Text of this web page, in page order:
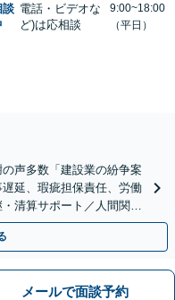
談 電話・ビデオな
ど)は応相談
9:00~18:00
（平日）
声多数「建設業の紛争案
延、瑕疵担保責任、労働
清算サポート／人間関係
面談／夜間相談
メールで面談予約